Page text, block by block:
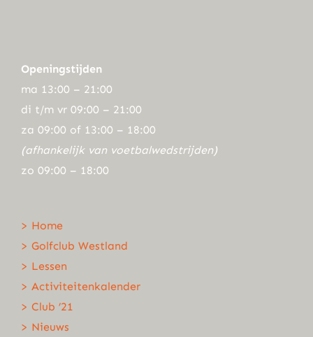
Openingstijden
ma 13:00 – 21:00
di t/m vr 09:00 – 21:00
za 09:00 of 13:00 – 18:00
(afhankelijk van voetbalwedstrijden)
zo 09:00 – 18:00
> Home
> Golfclub Westland
> Lessen
> Activiteitenkalender
> Club ’21
> Nieuws